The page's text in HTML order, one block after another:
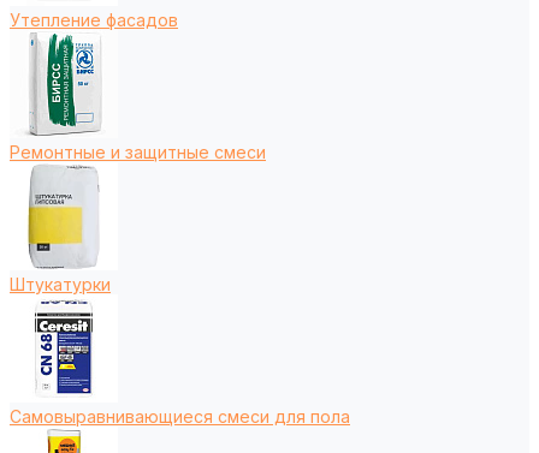
Утепление фасадов
Ремонтные и защитные смеси
Штукатурки
Самовыравнивающиеся смеси для пола